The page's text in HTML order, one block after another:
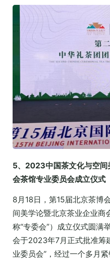
5、2023中国茶文化与空间
会茶馆专业委员会成立仪式
8月18日，第15届北京茶博
间美学论暨北京茶业企业商
称“专委会”）成立仪式圆满
会于2023年7月正式批准筹
业委员会”，经过一个多月